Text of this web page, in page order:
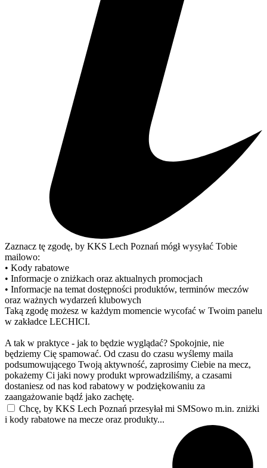
Zaznacz tę zgodę, by KKS Lech Poznań mógł wysyłać Tobie
mailowo:
• Kody rabatowe
• Informacje o zniżkach oraz aktualnych promocjach
• Informacje na temat dostępności produktów, terminów meczów
oraz ważnych wydarzeń klubowych
Taką zgodę możesz w każdym momencie wycofać w Twoim panelu
w zakładce LECHICI.
A tak w praktyce - jak to będzie wyglądać? Spokojnie, nie
będziemy Cię spamować. Od czasu do czasu wyślemy maila
podsumowującego Twoją aktywność, zaprosimy Ciebie na mecz,
pokażemy Ci jaki nowy produkt wprowadziliśmy, a czasami
dostaniesz od nas kod rabatowy w podziękowaniu za
zaangażowanie bądź jako zachętę.
Chcę, by KKS Lech Poznań przesyłał mi SMSowo m.in. zniżki
i kody rabatowe na mecze oraz produkty...